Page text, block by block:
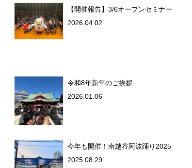
【開催報告】3/6オープンセミナー
2026.04.02
令和8年新年のご挨拶
2026.01.06
今年も開催！南越谷阿波踊り2025
2025.08.29